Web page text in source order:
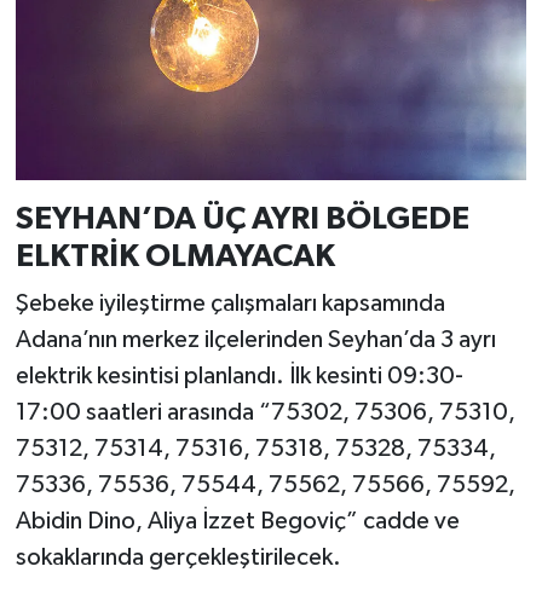
SEYHAN’DA ÜÇ AYRI BÖLGEDE
ELKTRİK OLMAYACAK
Şebeke iyileştirme çalışmaları kapsamında
Adana’nın merkez ilçelerinden Seyhan’da 3 ayrı
elektrik kesintisi planlandı. İlk kesinti 09:30-
17:00 saatleri arasında “75302, 75306, 75310,
75312, 75314, 75316, 75318, 75328, 75334,
75336, 75536, 75544, 75562, 75566, 75592,
Abidin Dino, Aliya İzzet Begoviç” cadde ve
sokaklarında gerçekleştirilecek.